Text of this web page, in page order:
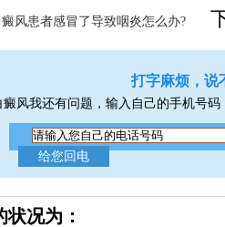
疗呢
癜风患者感冒了导致咽炎怎么办?
打字麻烦，说
癜风我还有问题，输入自己的手机号码
况为：